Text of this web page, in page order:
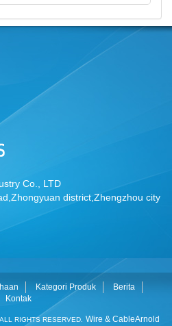
Co., LTD
district,Zhengzhou city
Kategori Produk
Berita
Kontak
ALL RIGHTS RESERVED. Wire & CableArnold